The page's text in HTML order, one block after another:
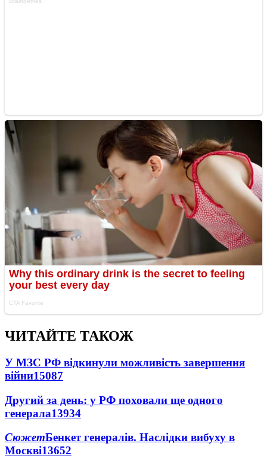
ЧИТАЙТЕ ТАКОЖ
У МЗС РФ відкинули можливість завершення
війни15087
Другий за день: у РФ поховали ще одного
генерала13934
СюжетБенкет генералів. Наслідки вибуху в
Москві13652